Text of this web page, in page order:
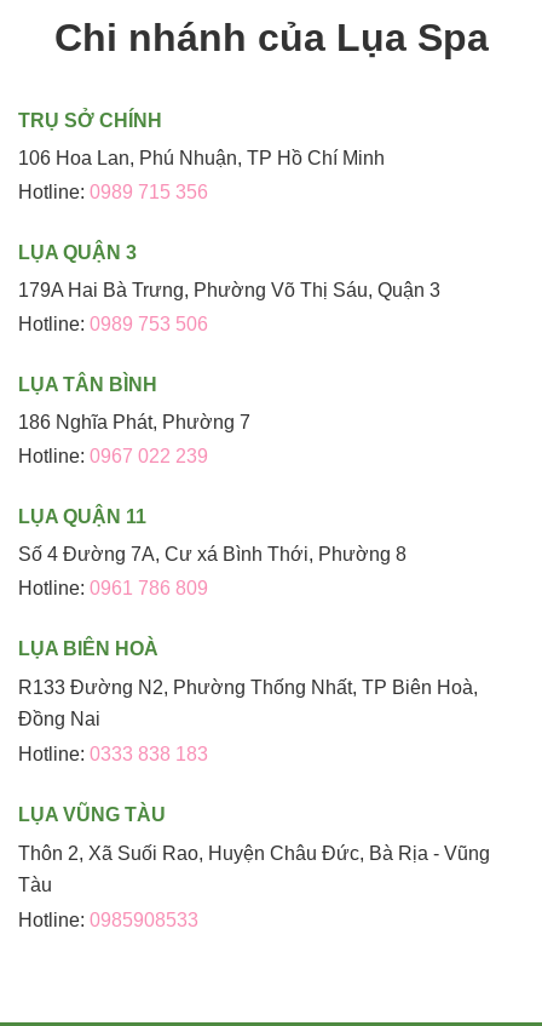
Chi nhánh của Lụa Spa
TRỤ SỞ CHÍNH
106 Hoa Lan, Phú Nhuận, TP Hồ Chí Minh
Hotline: 0989 715 356
LỤA QUẬN 3
179A Hai Bà Trưng, Phường Võ Thị Sáu, Quận 3
Hotline: 0989 753 506
LỤA TÂN BÌNH
186 Nghĩa Phát, Phường 7
Hotline: 0967 022 239
LỤA QUẬN 11
Số 4 Đường 7A, Cư xá Bình Thới, Phường 8
Hotline: 0961 786 809
LỤA BIÊN HOÀ
R133 Đường N2, Phường Thống Nhất, TP Biên Hoà,
Đồng Nai
Hotline: 0333 838 183
LỤA VŨNG TÀU
Thôn 2, Xã Suối Rao, Huyện Châu Đức, Bà Rịa - Vũng
Tàu
Hotline: 0985908533